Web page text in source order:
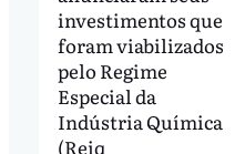
investimentos que
foram viabilizados
pelo Regime
Especial da
Indústria Química
(Reiq